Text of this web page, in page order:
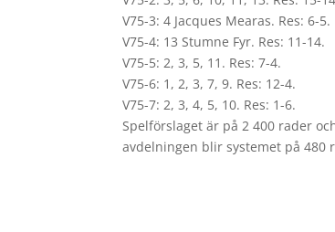
V75-3: 4 Jacques Mearas. Res: 6-5.
V75-4: 13 Stumne Fyr. Res: 11-14.
V75-5: 2, 3, 5, 11. Res: 7-4.
V75-6: 1, 2, 3, 7, 9. Res: 12-4.
V75-7: 2, 3, 4, 5, 10. Res: 1-6.
Spelförslaget är på 2 400 rader
avdelningen blir systemet på 480